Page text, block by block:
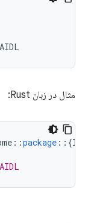
AIDL
مثال در زبان Rust:
::package :: {